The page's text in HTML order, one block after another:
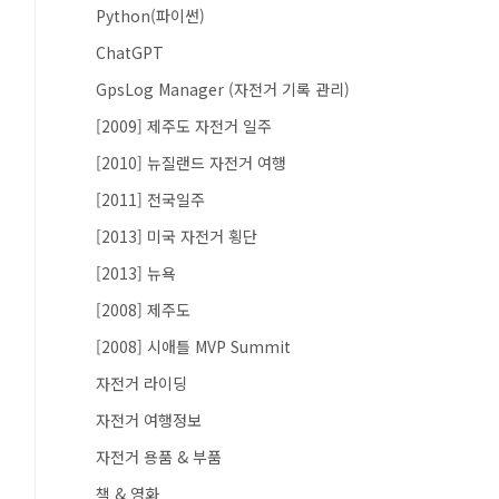
Python(파이썬)
ChatGPT
GpsLog Manager (자전거 기록 관리)
[2009] 제주도 자전거 일주
[2010] 뉴질랜드 자전거 여행
[2011] 전국일주
[2013] 미국 자전거 횡단
[2013] 뉴욕
[2008] 제주도
[2008] 시애틀 MVP Summit
자전거 라이딩
자전거 여행정보
자전거 용품 & 부품
책 & 영화